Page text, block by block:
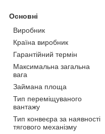
Основні
Виробник
Країна виробник
Гарантійний термін
Максимальна загальна
вага
Займана площа
Тип переміщуваного
вантажу
Тип конвеєра за наявності
тягового механізму